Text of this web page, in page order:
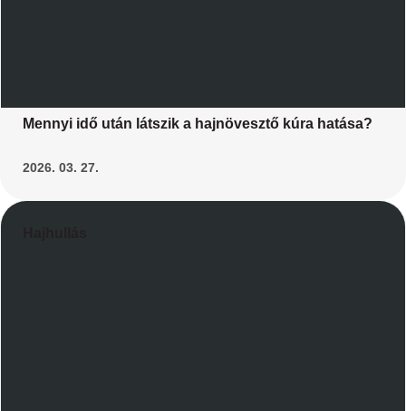
Mennyi idő után látszik a hajnövesztő kúra hatása?
2026. 03. 27.